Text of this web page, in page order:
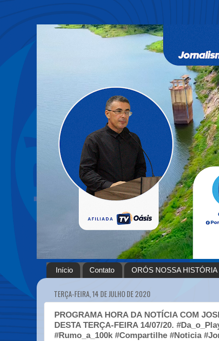
Início Contato ORÓS NOSSA HISTÓRIA
TERÇA-FEIRA, 14 DE JULHO DE 2020
PROGRAMA HORA DA NOTÍCIA COM
DESTA TERÇA-FEIRA 14/07/20.
#Rumo_a_100k #Compartilhe #Noticia